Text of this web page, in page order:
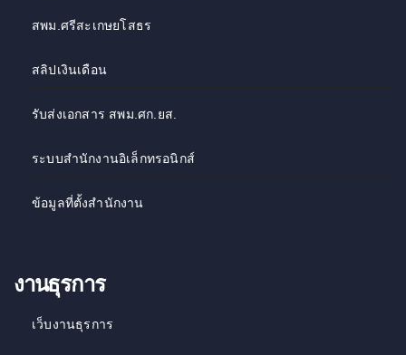
สพม.ศรีสะเกษยโสธร
สลิปเงินเดือน
รับส่งเอกสาร สพม.ศก.ยส.
ระบบสำนักงานอิเล็กทรอนิกส์
ข้อมูลที่ตั้งสำนักงาน
งานธุรการ
เว็บงานธุรการ